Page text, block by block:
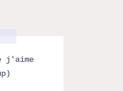
j'aime